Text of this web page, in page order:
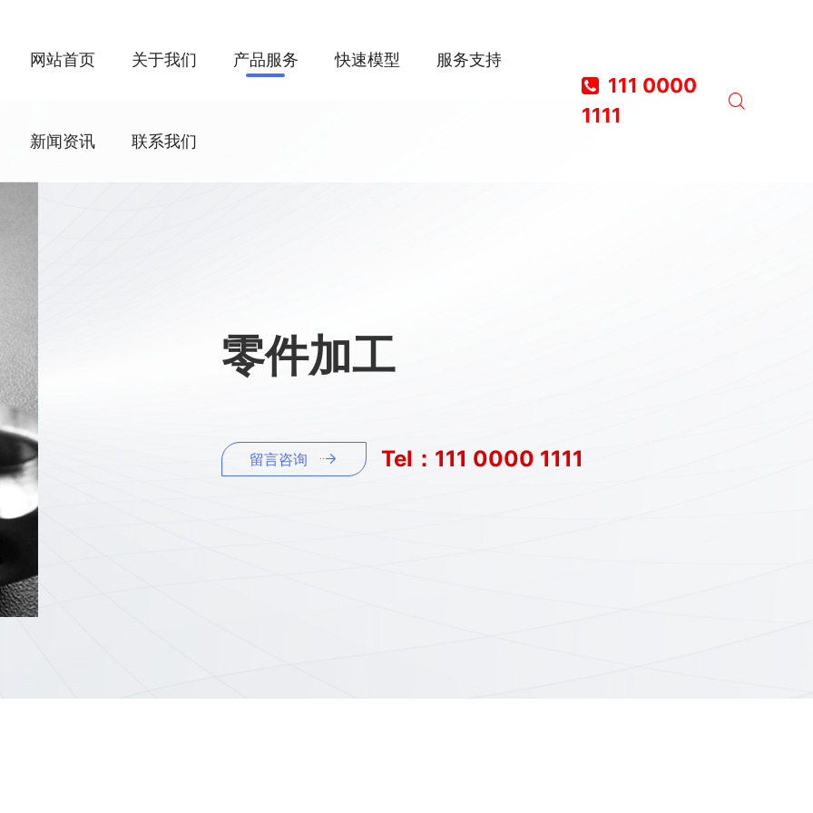
网站首页 关于我们 产品服务 快速模型 服务支持
新闻资讯 联系我们
111 0000
1111
零件加工
留言咨询 Tel：111 0000 1111